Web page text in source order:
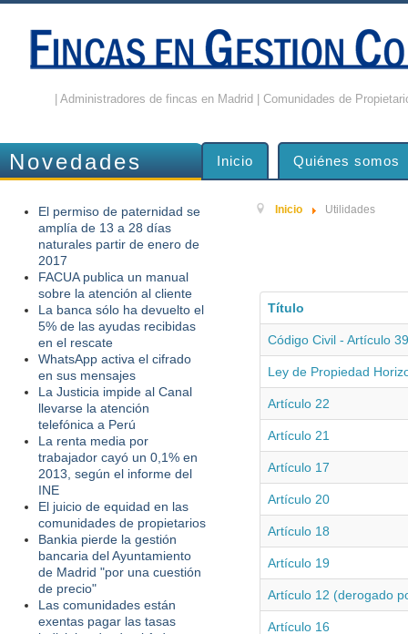
| Administradores de fincas en Madrid | Comunidades de
Inicio Quiénes somos
Novedades
El permiso de paternidad se
amplía de 13 a 28 días
naturales partir de enero de
2017
FACUA publica un manual
sobre la atención al cliente
La banca sólo ha devuelto el
5% de las ayudas recibidas
en el rescate
WhatsApp activa el cifrado
en sus mensajes
La Justicia impide al Canal
llevarse la atención
telefónica a Perú
La renta media por
trabajador cayó un 0,1% en
2013, según el informe del
INE
El juicio de equidad en las
comunidades de propietarios
Bankia pierde la gestión
bancaria del Ayuntamiento
de Madrid "por una cuestión
de precio"
Las comunidades están
exentas pagar las tasas
Inicio Utilidades
Título
Código Civil - Artículo
Ley de Propiedad
Artículo 22
Artículo 21
Artículo 17
Artículo 20
Artículo 18
Artículo 19
Artículo 12 (derogado
Artículo 16